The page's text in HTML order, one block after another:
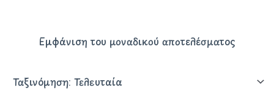
Εμφάνιση του μοναδικού αποτελέσματος